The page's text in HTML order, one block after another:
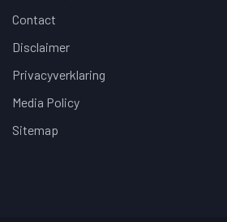
Contact
Disclaimer
Privacyverklaring
Media Policy
Sitemap